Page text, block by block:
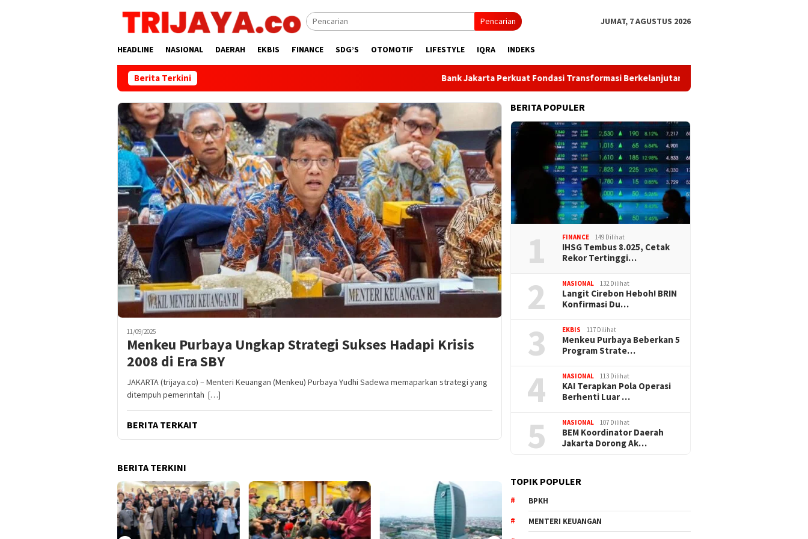
Pencarian JUMAT, 7 AGUSTUS 2026
HEADLINE NASIONAL DAERAH EKBIS FINANCE SDG’S OTOMOTIF LIFESTYLE IQRA INDEKS
Berita Terkini Bank Jakarta Perkuat Fondasi Transformasi Berkelanjutan melalui Investasi Talenta Teknologi
11/09/2025
Menkeu Purbaya Ungkap Strategi Sukses Hadapi Krisis
2008 di Era SBY
JAKARTA (trijaya.co) – Menteri Keuangan (Menkeu) Purbaya Yudhi Sadewa memaparkan strategi yang
ditempuh pemerintah […]
BERITA TERKAIT
BERITA TERKINI
BERITA POPULER
1 FINANCE 149 Dilihat
IHSG Tembus 8.025, Cetak
Rekor Tertinggi…
2 NASIONAL 132 Dilihat
Langit Cirebon Heboh! BRIN
Konfirmasi Du…
3 EKBIS 117 Dilihat
Menkeu Purbaya Beberkan 5
Program Strate…
4 NASIONAL 113 Dilihat
KAI Terapkan Pola Operasi
Berhenti Luar …
5 NASIONAL 107 Dilihat
BEM Koordinator Daerah
Jakarta Dorong Ak…
TOPIK POPULER
BPKH
MENTERI KEUANGAN